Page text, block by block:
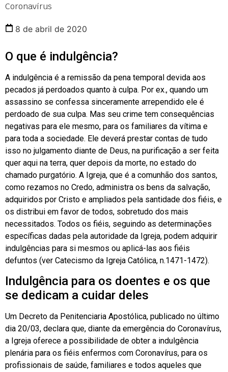
Coronavírus
8 de abril de 2020
O que é indulgência?
A indulgência é a remissão da pena temporal devida aos
pecados já perdoados quanto à culpa. Por ex., quando um
assassino se confessa sinceramente arrependido ele é
perdoado de sua culpa. Mas seu crime tem consequências
negativas para ele mesmo, para os familiares da vítima e
para toda a sociedade. Ele deverá prestar contas de tudo
isso no julgamento diante de Deus, na purificação a ser feita
quer aqui na terra, quer depois da morte, no estado do
chamado purgatório. A Igreja, que é a comunhão dos santos,
como rezamos no Credo, administra os bens da salvação,
adquiridos por Cristo e ampliados pela santidade dos fiéis, e
os distribui em favor de todos, sobretudo dos mais
necessitados. Todos os fiéis, seguindo as determinações
específicas dadas pela autoridade da Igreja, podem adquirir
indulgências para si mesmos ou aplicá-las aos fiéis
defuntos (ver Catecismo da Igreja Católica, n.1471-1472).
Indulgência para os doentes e os que
se dedicam a cuidar deles
Um Decreto da Penitenciaria Apostólica, publicado no último
dia 20/03, declara que, diante da emergência do Coronavírus,
a Igreja oferece a possibilidade de obter a indulgência
plenária para os fiéis enfermos com Coronavírus, para os
profissionais de saúde, familiares e todos aqueles que